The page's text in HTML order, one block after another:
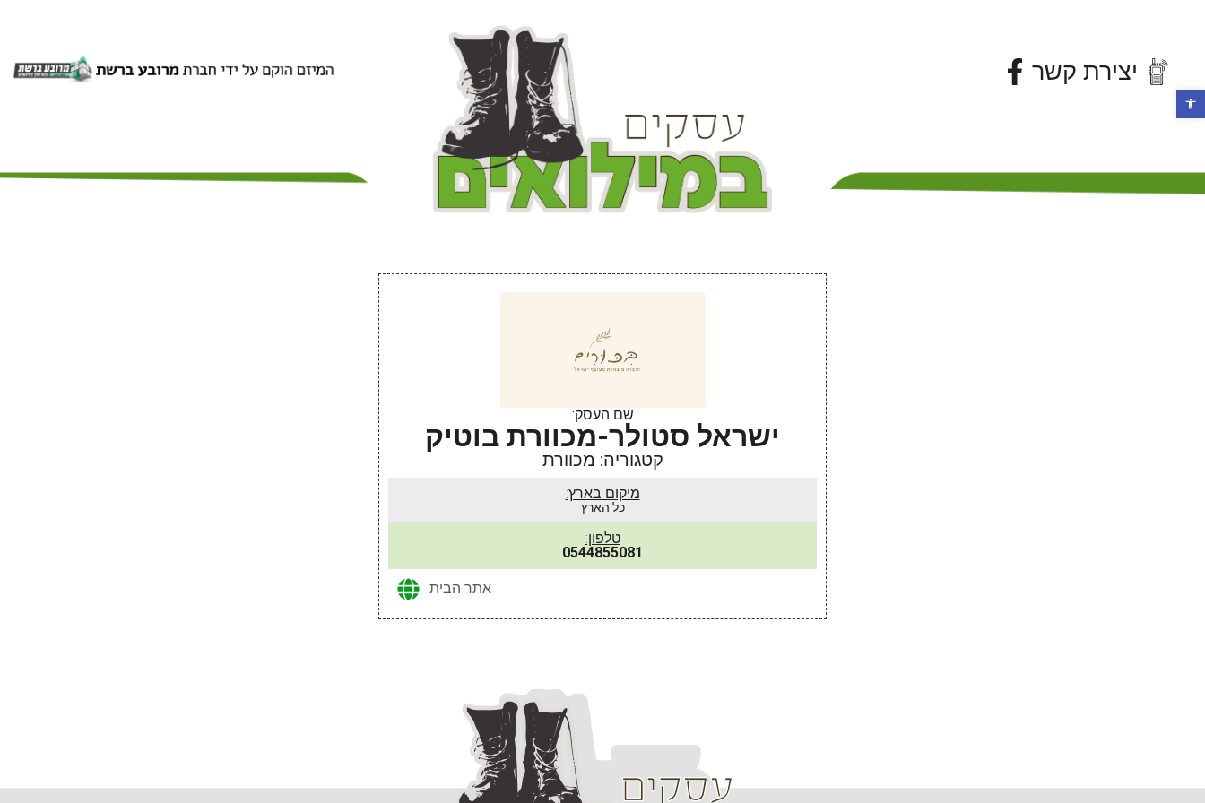
פתח סרגל נגישות
יצירת קשר
שם העסק:
ישראל סטולר-מכוורת בוטיק
קטגוריה: מכוורת
מיקום בארץ:
כל הארץ
טלפון:
0544855081
אתר הבית